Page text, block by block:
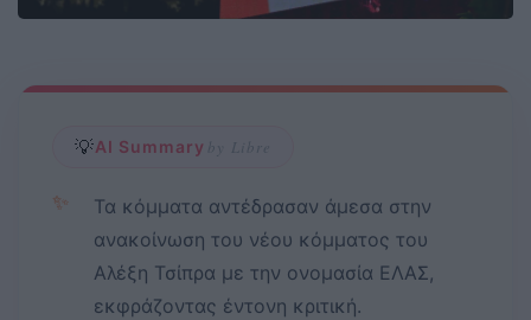
💡AI Summary by Libre
✨
Τα κόμματα αντέδρασαν άμεσα στην
ανακοίνωση του νέου κόμματος του
Αλέξη Τσίπρα με την ονομασία ΕΛΑΣ,
εκφράζοντας έντονη κριτική.